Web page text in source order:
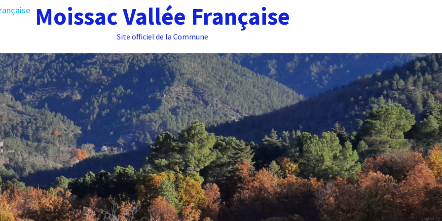
Moissac Vallée Française
Site officiel de la Commune